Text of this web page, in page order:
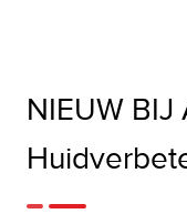
NIEUW BIJ